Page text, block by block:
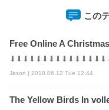
この
Free Online A
Jason | 2018.06.12 Tue 12:44
The Yellow Birds In